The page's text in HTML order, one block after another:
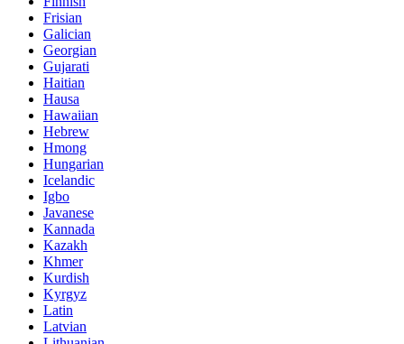
Frisian
Galician
Georgian
Gujarati
Haitian
Hausa
Hawaiian
Hebrew
Hmong
Hungarian
Icelandic
Igbo
Javanese
Kannada
Kazakh
Khmer
Kurdish
Kyrgyz
Latin
Latvian